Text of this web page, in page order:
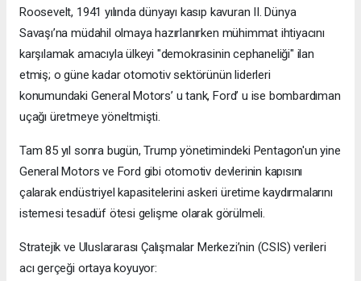
Roosevelt, 1941 yılında dünyayı kasıp kavuran II. Dünya
Savaşı’na müdahil olmaya hazırlanırken mühimmat ihtiyacını
karşılamak amacıyla ülkeyi "demokrasinin cephaneliği" ilan
etmiş; o güne kadar otomotiv sektörünün liderleri
konumundaki General Motors’ u tank, Ford’ u ise bombardıman
uçağı üretmeye yöneltmişti.
Tam 85 yıl sonra bugün, Trump yönetimindeki Pentagon'un yine
General Motors ve Ford gibi otomotiv devlerinin kapısını
çalarak endüstriyel kapasitelerini askeri üretime kaydırmalarını
istemesi tesadüf ötesi gelişme olarak görülmeli.
Stratejik ve Uluslararası Çalışmalar Merkezi’nin (CSIS) verileri
acı gerçeği ortaya koyuyor: